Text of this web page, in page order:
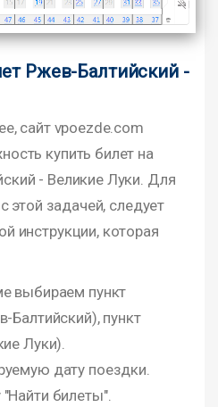
Ржев-Балтийский -
сайт vpoezde.com
купить билет на
- Великие Луки. Для
этой задачей, следует
инструкции, которая
выбираем пункт
Балтийский), пункт
Луки).
дату поездки.
билеты".